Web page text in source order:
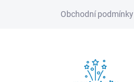
Obchodní podmínky